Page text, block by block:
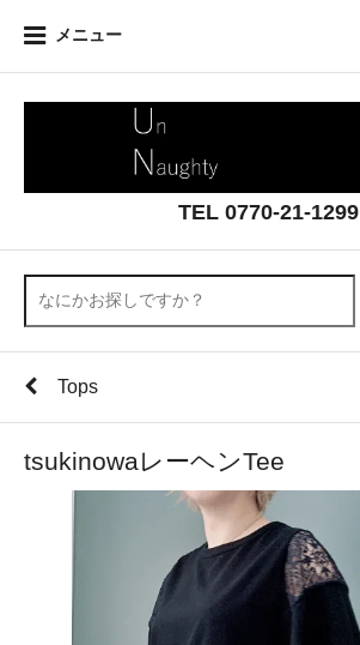
メニュー
TEL 0770-21-1299
Tops
tsukinowaレーヘンTee